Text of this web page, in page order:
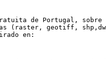
de Portugal, sobre
(raster, geotiff,